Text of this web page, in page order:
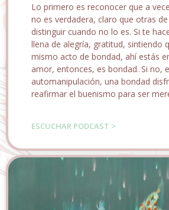
Lo primero es reconocer que a
no es verdadera, claro que otras
distinguir cuando no lo es. Si te
llena de alegría, gratitud, sintiendo
mismo acto de bondad, ahí estás
amor, entonces, es bondad. Si no,
automanipulación, una bondad
reafirmar el buenismo para ser
ESCUCHAR PODCAST >